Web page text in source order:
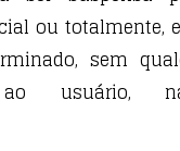
ou totalmente,
sem
ao usuário,